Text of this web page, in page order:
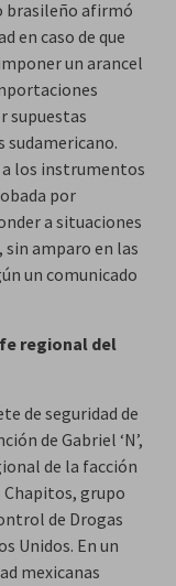
brasileño afirmó
en caso de que
un arancel
supuestas
sudamericano.
a los instrumentos
por
a situaciones
amparo en las
un comunicado
regional del
de seguridad de
de Gabriel ‘N’,
de la facción
Chapitos, grupo
de Drogas
Unidos. En un
mexicanas